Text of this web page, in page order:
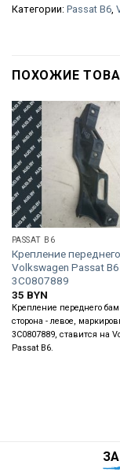
Категории: Passat B6,
ПОХОЖИЕ
PASSAT B6
Крепление
Volkswagen Passat
3C0807889
35 BYN
Крепление переднего
сторона - левое,
3C0807889, ставится на
Passat B6.